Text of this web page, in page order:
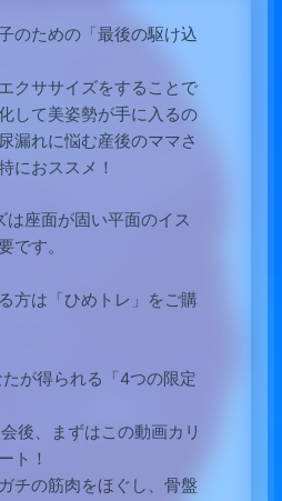
のための「最後の駆け込
クササイズをすることで
して美姿勢が手に入るの
漏れに悩む産後のママさ
におススメ！
は座面が固い平面のイス
です。
方は「ひめトレ」をご購
が得られる「4つの限定
後、まずはこの動画カリ
ト！
チの筋肉をほぐし、骨盤